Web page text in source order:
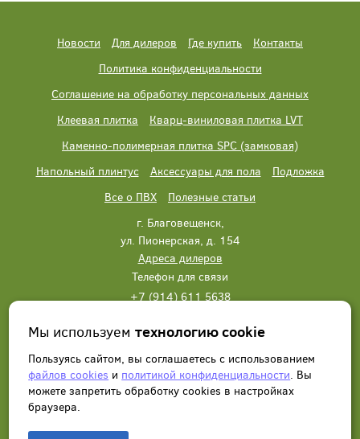
Новости Для дилеров Где купить
Контакты
Политика конфиденциальности
Соглашение на обработку персональных данных
Клеевая плитка
Кварц-виниловая плитка LVT
Каменно-полимерная плитка SPC (замковая)
Напольный плинтус
Аксессуары для пола
Подложка
Все о ПВХ
Полезные статьи
г. Благовещенск,
ул. Пионерская, д. 154
Адреса дилеров
Телефон для связи
+7 (914) 611 5638
Написать нам Заказать звонок
Мы используемтехнологию cookie
Пользуясь сайтом, вы соглашаетесь с использованием
файлов cookies и политикой конфиденциальности. Вы
можете запретить обработку сookies в настройках
браузера.